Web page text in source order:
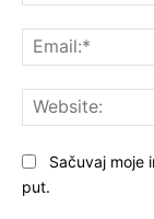
Sačuvaj moje
put.